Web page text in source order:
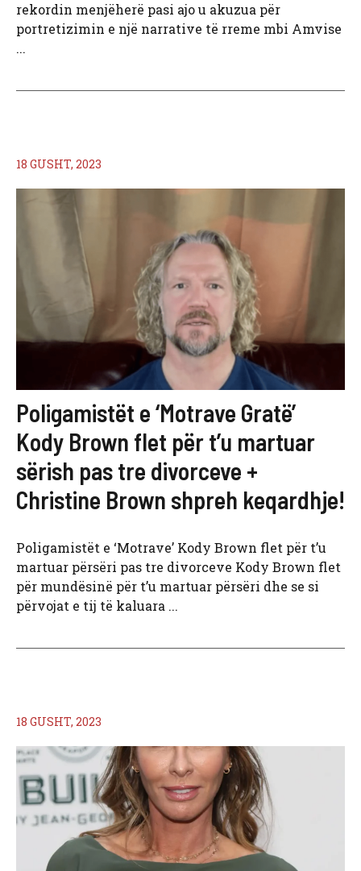
rekordin menjëherë pasi ajo u akuzua për
portretizimin e një narrative të rreme mbi Amvise
...
18 GUSHT, 2023
Poligamistët e ‘Motrave Gratë’
Kody Brown flet për t’u martuar
sërish pas tre divorceve +
Christine Brown shpreh keqardhje!
Poligamistët e ‘Motrave’ Kody Brown flet për t’u
martuar përsëri pas tre divorceve Kody Brown flet
për mundësinë për t’u martuar përsëri dhe se si
përvojat e tij të kaluara ...
18 GUSHT, 2023